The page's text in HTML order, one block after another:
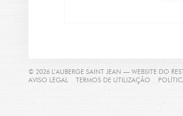
© 2026 L'AUBERGE SAINT JEAN — WEBSITE DO
AVISO LEGAL ((ABRE NUMA NOVA JANELA))
TERMOS DE UTILIZAÇÃO ((ABRE